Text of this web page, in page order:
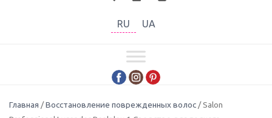
RU UA
Главная /Восстановление поврежденных волос / Salon